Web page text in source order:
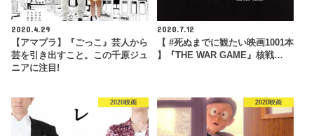
2020.4.29
【アマプラ】『ごっこ』芸人から
芸を引き出すこと。この千原ジュ
ニアに注目!
2020.7.12
【 #死ぬまでに観たい映画1001本
】『THE WAR GAME』核戦…
2020映画 2020映画